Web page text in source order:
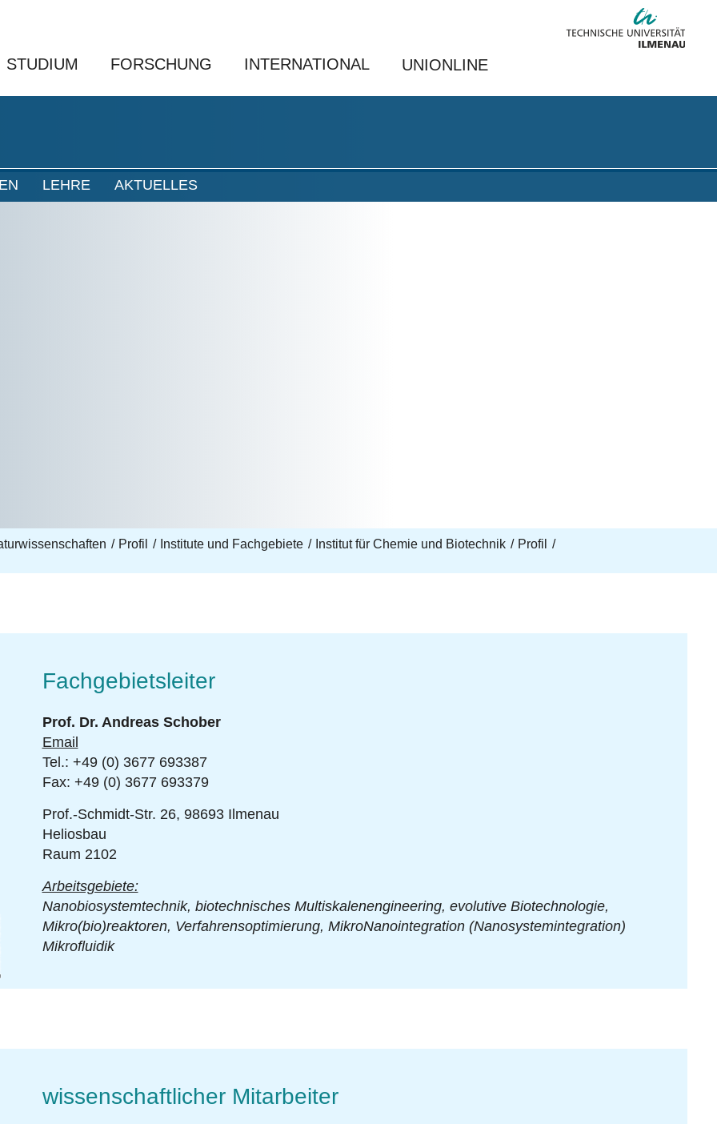
STUDIUM FORSCHUNG INTERNATIONAL UNIONLINE
LEHRE AKTUELLES
Profil Institute und Fachgebiete Institut für Chemie und Biotechnik
Profil
Fachgebietsleiter
Prof. Dr. Andreas Schober
Email
Tel.: +49 (0) 3677 693387
Fax: +49 (0) 3677 693379
Prof.-Schmidt-Str. 26, 98693 Ilmenau
Heliosbau
Raum 2102
Arbeitsgebiete:
Nanobiosystemtechnik, biotechnisches Multiskalenengineering, evolutive Biotechnologie,
Mikro(bio)reaktoren, Verfahrensoptimierung, MikroNanointegration (Nanosystemintegration)
Mikrofluidik
wissenschaftlicher Mitarbeiter